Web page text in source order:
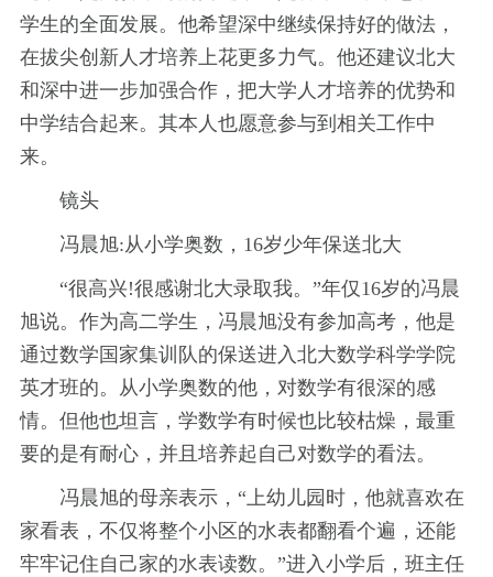
学生的全面发展。他希望深中继续保持好的做法，
在拔尖创新人才培养上花更多力气。他还建议北大
和深中进一步加强合作，把大学人才培养的优势和
中学结合起来。其本人也愿意参与到相关工作中
来。
镜头
冯晨旭:从小学奥数，16岁少年保送北大
“很高兴!很感谢北大录取我。”年仅16岁的冯晨
旭说。作为高二学生，冯晨旭没有参加高考，他是
通过数学国家集训队的保送进入北大数学科学学院
英才班的。从小学奥数的他，对数学有很深的感
情。但他也坦言，学数学有时候也比较枯燥，最重
要的是有耐心，并且培养起自己对数学的看法。
冯晨旭的母亲表示，“上幼儿园时，他就喜欢在
家看表，不仅将整个小区的水表都翻看个遍，还能
牢牢记住自己家的水表读数。”进入小学后，班主任